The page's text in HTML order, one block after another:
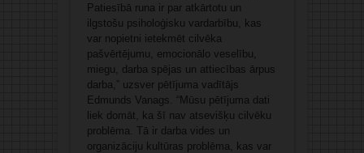
Patiesībā runa ir par atkārtotu un
ilgstošu psiholoģisku vardarbību, kas
var nopietni ietekmēt cilvēka
pašvērtējumu, emocionālo veselību,
miegu, darba spējas un attiecības ārpus
darba,” uzsver pētījuma vadītājs
Edmunds Vanags. “Mūsu pētījuma dati
liek domāt, ka šī nav atsevišķu cilvēku
problēma. Tā ir darba vides un
organizāciju kultūras problēma, kas var